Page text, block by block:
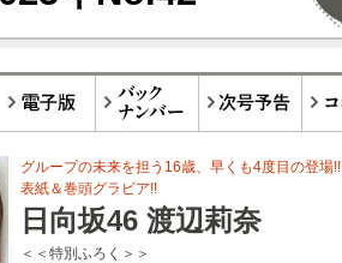
グループの未来を担う16歳、早くも4度目の登場!!
表紙＆巻頭グラビア!!
日向坂46 渡辺莉奈
＜＜特別ふろく＞＞